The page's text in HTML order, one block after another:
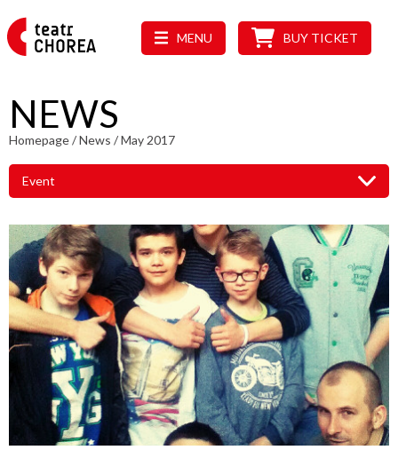
MENU BUY TICKET
NEWS
Homepage/News /May 2017
Event